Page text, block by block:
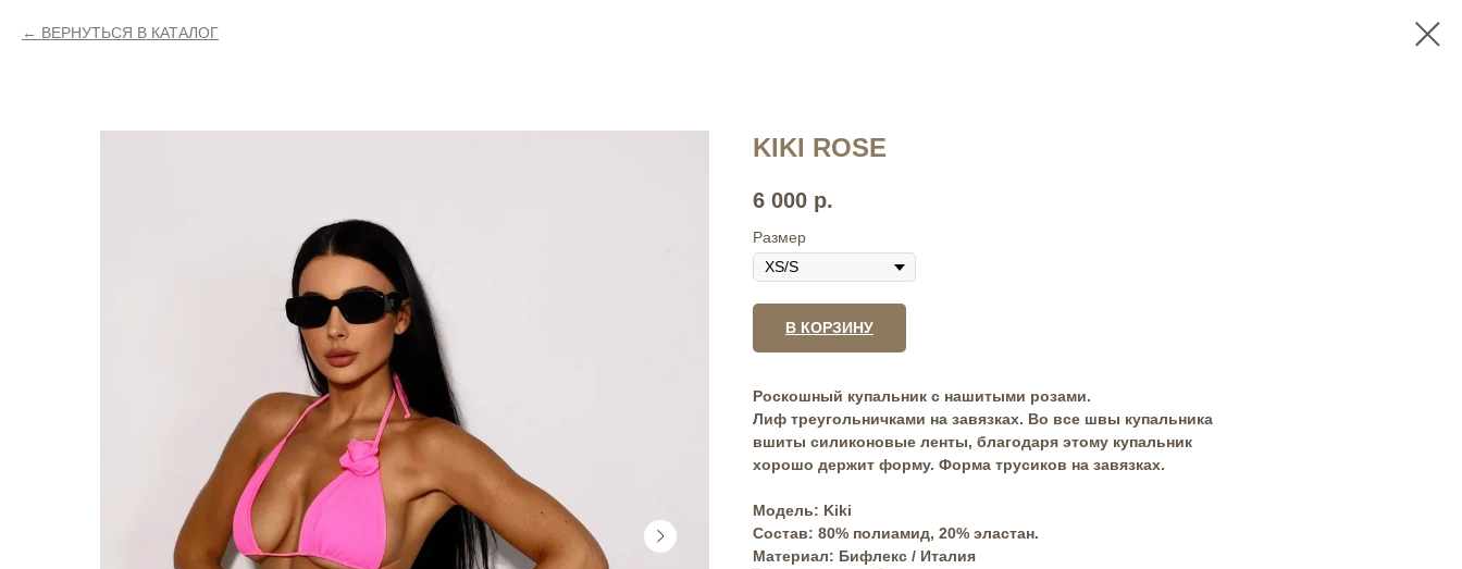
ВЕРНУТЬСЯ В КАТАЛОГ
KIKI ROSE
6 000 р.
Размер
В КОРЗИНУ
Роскошный купальник с нашитыми розами.
Лиф треугольничками на завязках. Во все швы купальника
вшиты силиконовые ленты, благодаря этому купальник
хорошо держит форму. Форма трусиков на завязках.
Модель: Kiki
Состав: 80% полиамид, 20% эластан.
Материал: Бифлекс / Италия